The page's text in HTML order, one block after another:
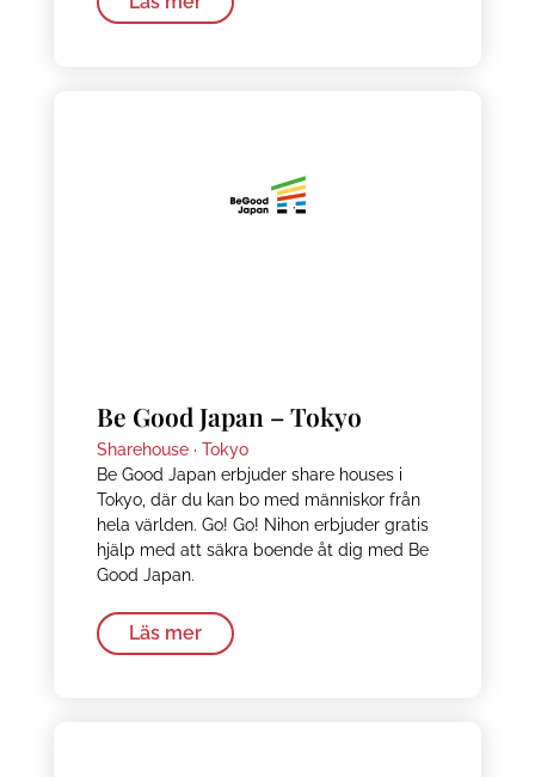
Be Good Japan – Tokyo
Sharehouse · Tokyo
Be Good Japan erbjuder share houses i
Tokyo, där du kan bo med människor från
hela världen. Go! Go! Nihon erbjuder gratis
hjälp med att säkra boende åt dig med Be
Good Japan.
Läs mer